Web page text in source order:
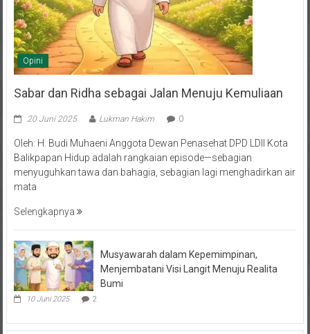
Opini
Sabar dan Ridha sebagai Jalan Menuju Kemuliaan
Balikpapan Hidup adalah rangkaian episode—sebagian
menyuguhkan tawa dan bahagia, sebagian lagi menghadirkan air
mata
Menjembatani Visi Langit Menuju Realita
Bumi
10 Juni 2025 2